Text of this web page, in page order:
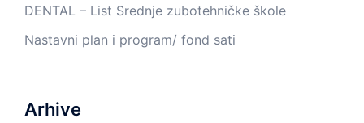
DENTAL – List Srednje zubotehničke škole
Nastavni plan i program/ fond sati
Arhive